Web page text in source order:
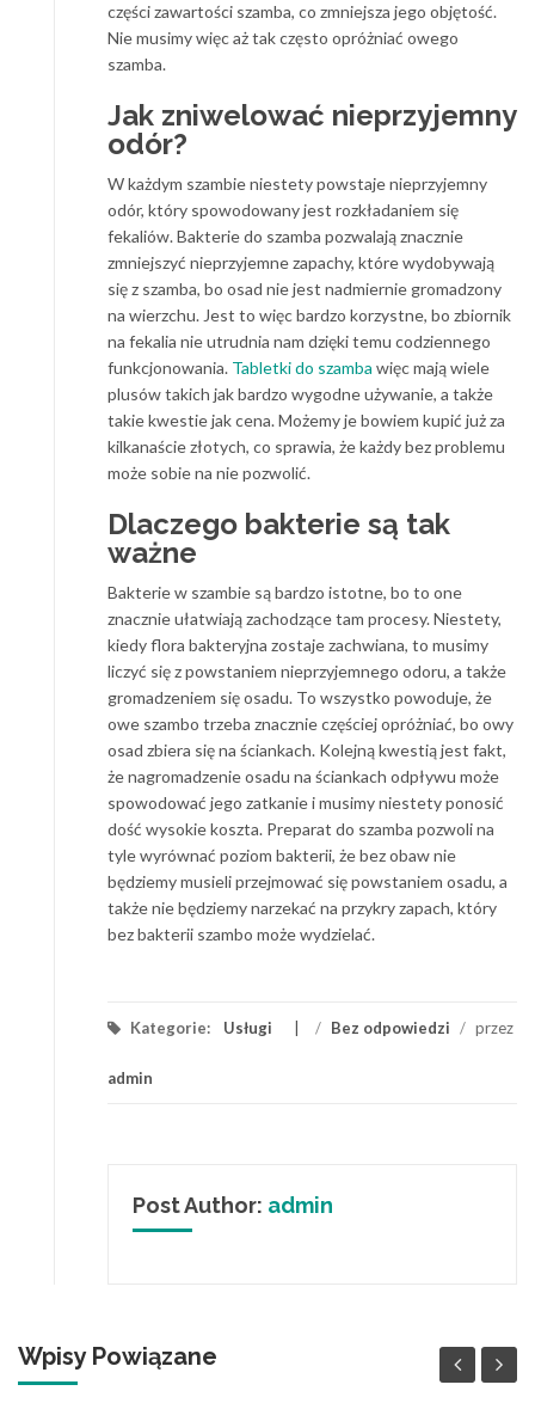
części zawartości szamba, co zmniejsza jego objętość.
Nie musimy więc aż tak często opróżniać owego
szamba.
Jak zniwelować nieprzyjemny
odór?
W każdym szambie niestety powstaje nieprzyjemny
odór, który spowodowany jest rozkładaniem się
fekaliów. Bakterie do szamba pozwalają znacznie
zmniejszyć nieprzyjemne zapachy, które wydobywają
się z szamba, bo osad nie jest nadmiernie gromadzony
na wierzchu. Jest to więc bardzo korzystne, bo zbiornik
na fekalia nie utrudnia nam dzięki temu codziennego
funkcjonowania. Tabletki do szamba więc mają wiele
plusów takich jak bardzo wygodne używanie, a także
takie kwestie jak cena. Możemy je bowiem kupić już za
kilkanaście złotych, co sprawia, że każdy bez problemu
może sobie na nie pozwolić.
Dlaczego bakterie są tak
ważne
Bakterie w szambie są bardzo istotne, bo to one
znacznie ułatwiają zachodzące tam procesy. Niestety,
kiedy flora bakteryjna zostaje zachwiana, to musimy
liczyć się z powstaniem nieprzyjemnego odoru, a także
gromadzeniem się osadu. To wszystko powoduje, że
owe szambo trzeba znacznie częściej opróżniać, bo owy
osad zbiera się na ściankach. Kolejną kwestią jest fakt,
że nagromadzenie osadu na ściankach odpływu może
spowodować jego zatkanie i musimy niestety ponosić
dość wysokie koszta. Preparat do szamba pozwoli na
tyle wyrównać poziom bakterii, że bez obaw nie
będziemy musieli przejmować się powstaniem osadu, a
także nie będziemy narzekać na przykry zapach, który
bez bakterii szambo może wydzielać.
Kategorie: Usługi / Bez odpowiedzi / przez
admin
Post Author: admin
Wpisy Powiązane